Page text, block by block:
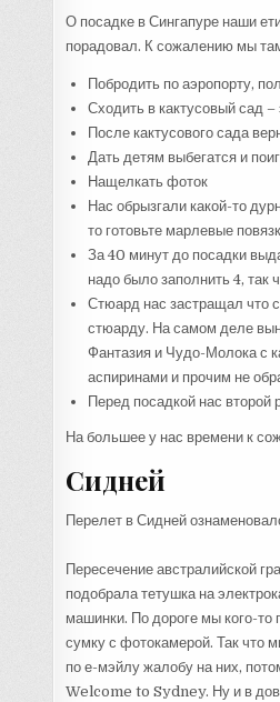
О посадке в Сингапуре наши
порадовал. К сожалению мы
Побродить по аэропорту,
Сходить в кактусовый сад
После кактусового сада
Дать детям выбегатся и
Нащелкать фоток
Нас обрызгали какой-то
то готовьте марлевые
За 40 минут до посадки
надо было заполнить 4, так
Стюард нас застращал что
стюарду. На самом деле
Фантазия и Чудо-Молока с
аспиринами и прочим не
Перед посадкой нас второй
На большее у нас времени к
Сидней
Перелет в Сидней
Пересечение австралийской
подобрала тетушка на
машинки. По дороге мы кого-то
сумку с фотокамерой. Так что
по е-мэйлу жалобу на них,
Welcome to Sydney. Ну и в